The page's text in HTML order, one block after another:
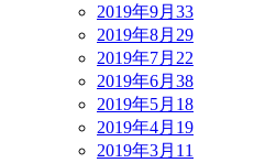
2019年9月 33
2019年8月 29
2019年7月 22
2019年6月 38
2019年5月 18
2019年4月 19
2019年3月 11